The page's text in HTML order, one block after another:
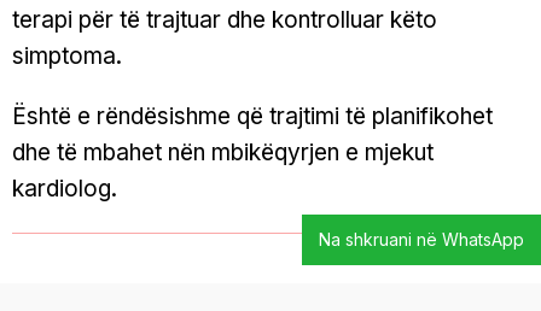
terapi për të trajtuar dhe kontrolluar këto
simptoma.
Është e rëndësishme që trajtimi të planifikohet
dhe të mbahet nën mbikëqyrjen e mjekut
kardiolog.
Na shkruani në WhatsApp